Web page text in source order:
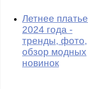
Летнее платье
2024 года -
тренды, фото,
обзор модных
новинок